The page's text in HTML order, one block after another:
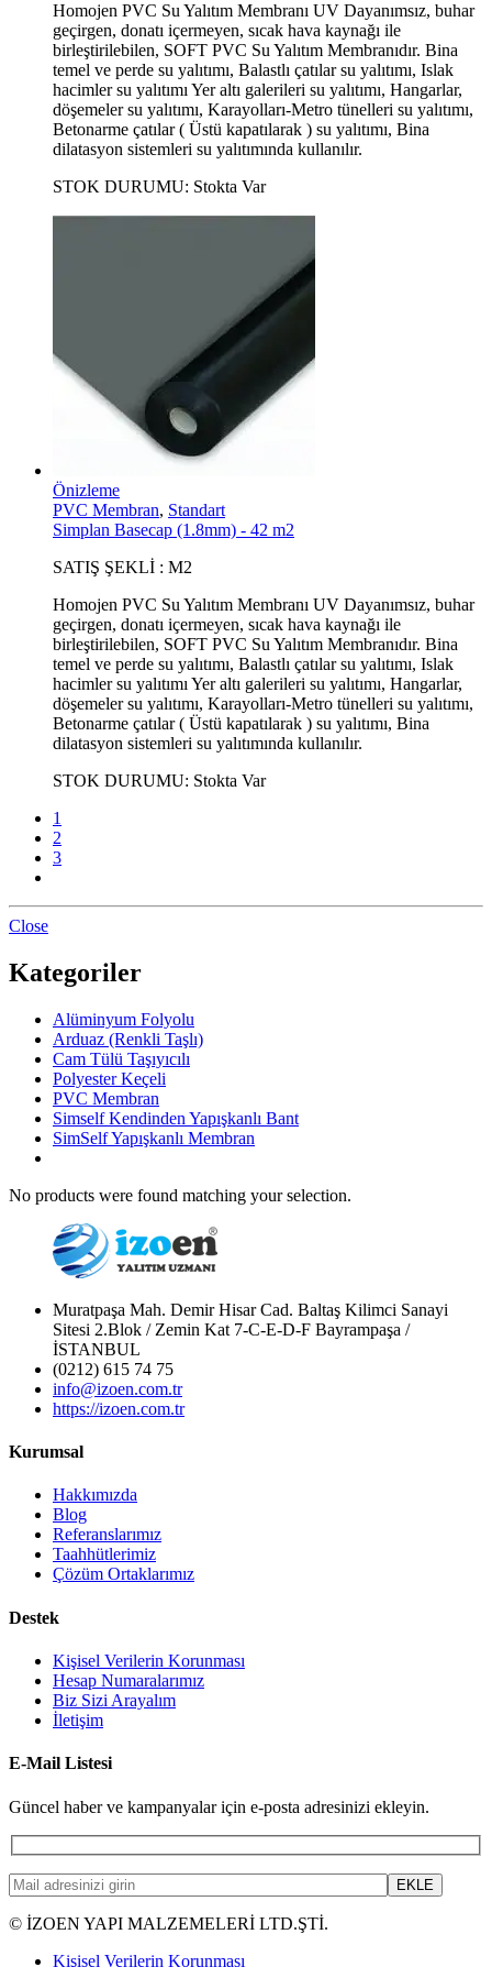
Homojen PVC Su Yalıtım Membranı UV Dayanımsız, buhar
geçirgen, donatı içermeyen, sıcak hava kaynağı ile
birleştirilebilen, SOFT PVC Su Yalıtım Membranıdır. Bina
temel ve perde su yalıtımı, Balastlı çatılar su yalıtımı, Islak
hacimler su yalıtımı Yer altı galerileri su yalıtımı, Hangarlar,
döşemeler su yalıtımı, Karayolları-Metro tünelleri su yalıtımı,
Betonarme çatılar ( Üstü kapatılarak ) su yalıtımı, Bina
dilatasyon sistemleri su yalıtımında kullanılır.
STOK DURUMU: Stokta Var
Önizleme
PVC Membran, Standart
Simplan Basecap (1.8mm) - 42 m2
SATIŞ ŞEKLİ : M2
Homojen PVC Su Yalıtım Membranı UV Dayanımsız, buhar
geçirgen, donatı içermeyen, sıcak hava kaynağı ile
birleştirilebilen, SOFT PVC Su Yalıtım Membranıdır. Bina
temel ve perde su yalıtımı, Balastlı çatılar su yalıtımı, Islak
hacimler su yalıtımı Yer altı galerileri su yalıtımı, Hangarlar,
döşemeler su yalıtımı, Karayolları-Metro tünelleri su yalıtımı,
Betonarme çatılar ( Üstü kapatılarak ) su yalıtımı, Bina
dilatasyon sistemleri su yalıtımında kullanılır.
STOK DURUMU: Stokta Var
1
2
3
Close
Kategoriler
Alüminyum Folyolu
Arduaz (Renkli Taşlı)
Cam Tülü Taşıyıcılı
Polyester Keçeli
PVC Membran
Simself Kendinden Yapışkanlı Bant
SimSelf Yapışkanlı Membran
No products were found matching your selection.
Muratpaşa Mah. Demir Hisar Cad. Baltaş Kilimci Sanayi
Sitesi 2.Blok / Zemin Kat 7-C-E-D-F Bayrampaşa /
İSTANBUL
(0212) 615 74 75
info@izoen.com.tr
https://izoen.com.tr
Kurumsal
Hakkımızda
Blog
Referanslarımız
Taahhütlerimiz
Çözüm Ortaklarımız
Destek
Kişisel Verilerin Korunması
Hesap Numaralarımız
Biz Sizi Arayalım
İletişim
E-Mail Listesi
Güncel haber ve kampanyalar için e-posta adresinizi ekleyin.
© İZOEN YAPI MALZEMELERİ LTD.ŞTİ.
Kişisel Verilerin Korunması